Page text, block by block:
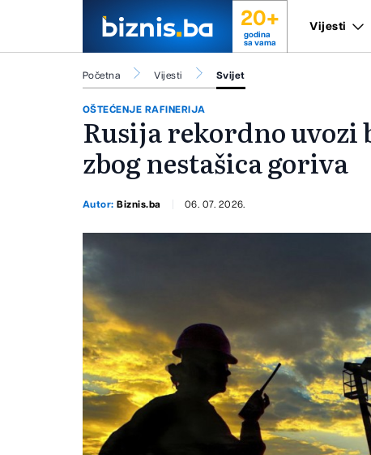
20+
godina
sa vama
Vijesti
Početna Vijesti Svijet
OŠTEĆENJE RAFINERIJA
Rusija rekordno uvozi
zbog nestašica goriva
Autor:Biznis.ba 06. 07. 2026.